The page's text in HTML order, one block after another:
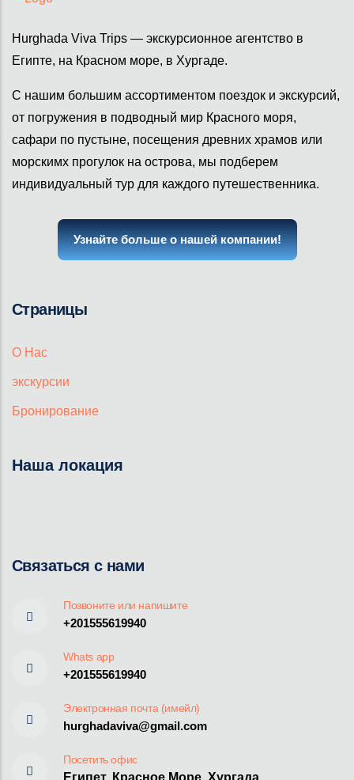
Hurghada Viva Trips — экскурсионное агентство в
Египте, на Красном море, в Хургаде.
С нашим большим ассортиментом поездок и экскурсий,
от погружения в подводный мир Красного моря,
сафари по пустыне, посещения древних храмов или
морскимх прогулок на острова, мы подберем
индивидуальный тур для каждого путешественника.
Узнайте больше о нашей компании!
Страницы
О Нас
экскурсии
Бронирование
Наша локация
Связаться с нами
Позвоните или напишите
+201555619940
Whats app
+201555619940
Электронная почта (имейл)
hurghadaviva@gmail.com
Посетить офис
Египет, Красное Море, Хургада